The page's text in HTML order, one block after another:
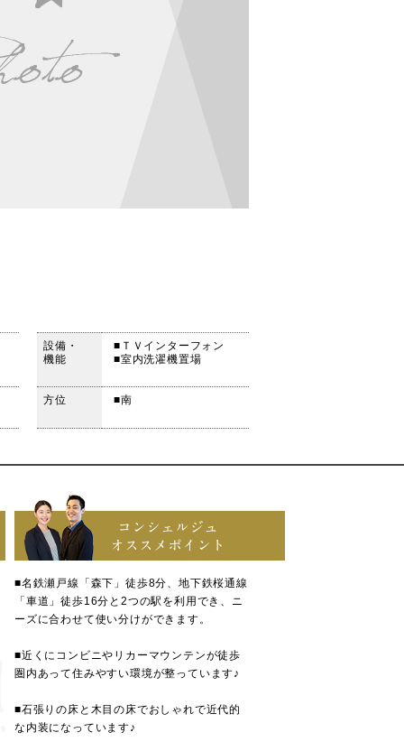
設備・
機能
■ＴＶインターフォン
■室内洗濯機置場
方位 ■南
コンシェルジュ
オススメポイント
■名鉄瀬戸線「森下」徒歩8分、地下鉄桜通線
「車道」徒歩16分と2つの駅を利用でき、ニ
ーズに合わせて使い分けができます。
■近くにコンビニやリカーマウンテンが徒歩
圏内あって住みやすい環境が整っています♪
■石張りの床と木目の床でおしゃれで近代的
な内装になっています♪